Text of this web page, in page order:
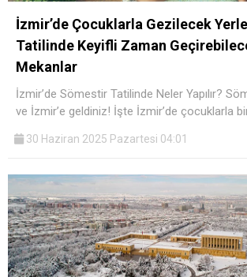
İzmir’de Çocuklarla Gezilecek
Tatilinde Keyifli Zaman
Mekanlar
İzmir’de Sömestir Tatilinde Neler Yapılır?
ve İzmir’e geldiniz! İşte İzmir’de çocuklarla
30 Haziran 2025 Pazartesi 04:01